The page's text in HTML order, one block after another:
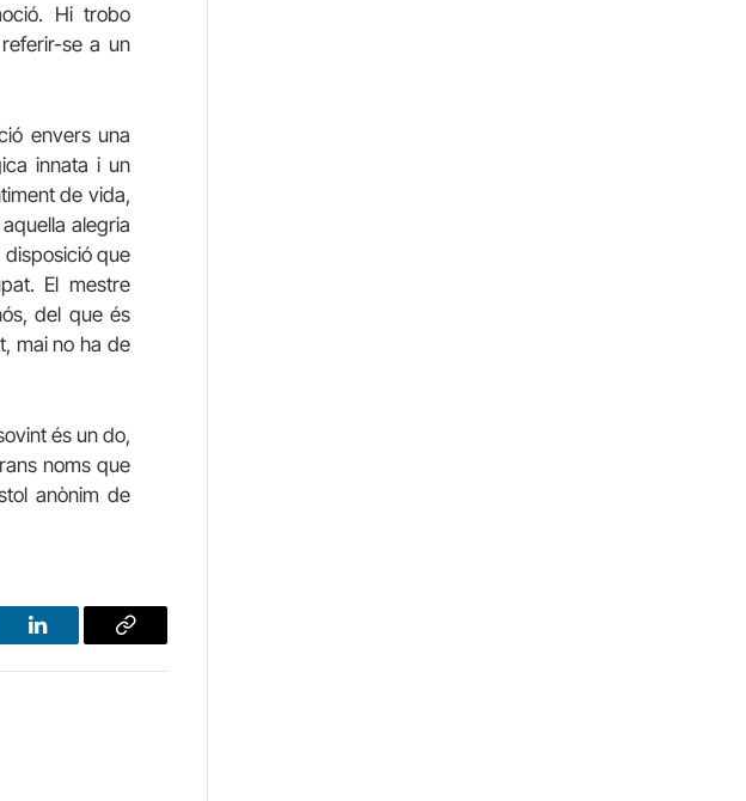
Hi trobo
se a un
envers una
innata i un
de vida,
alegria
disposició que
El mestre
del que és
mai no ha de
és un do,
noms que
anònim de
LinkedIn Copy